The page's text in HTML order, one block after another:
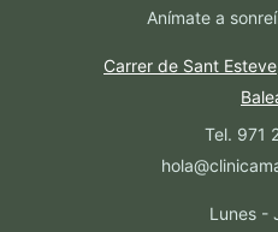
Anímate a
Carrer de Sant
Tel. 971
Lunes -